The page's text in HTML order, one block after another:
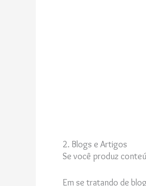
2. Blogs e Artigos
Se você produz
Em se tratando de